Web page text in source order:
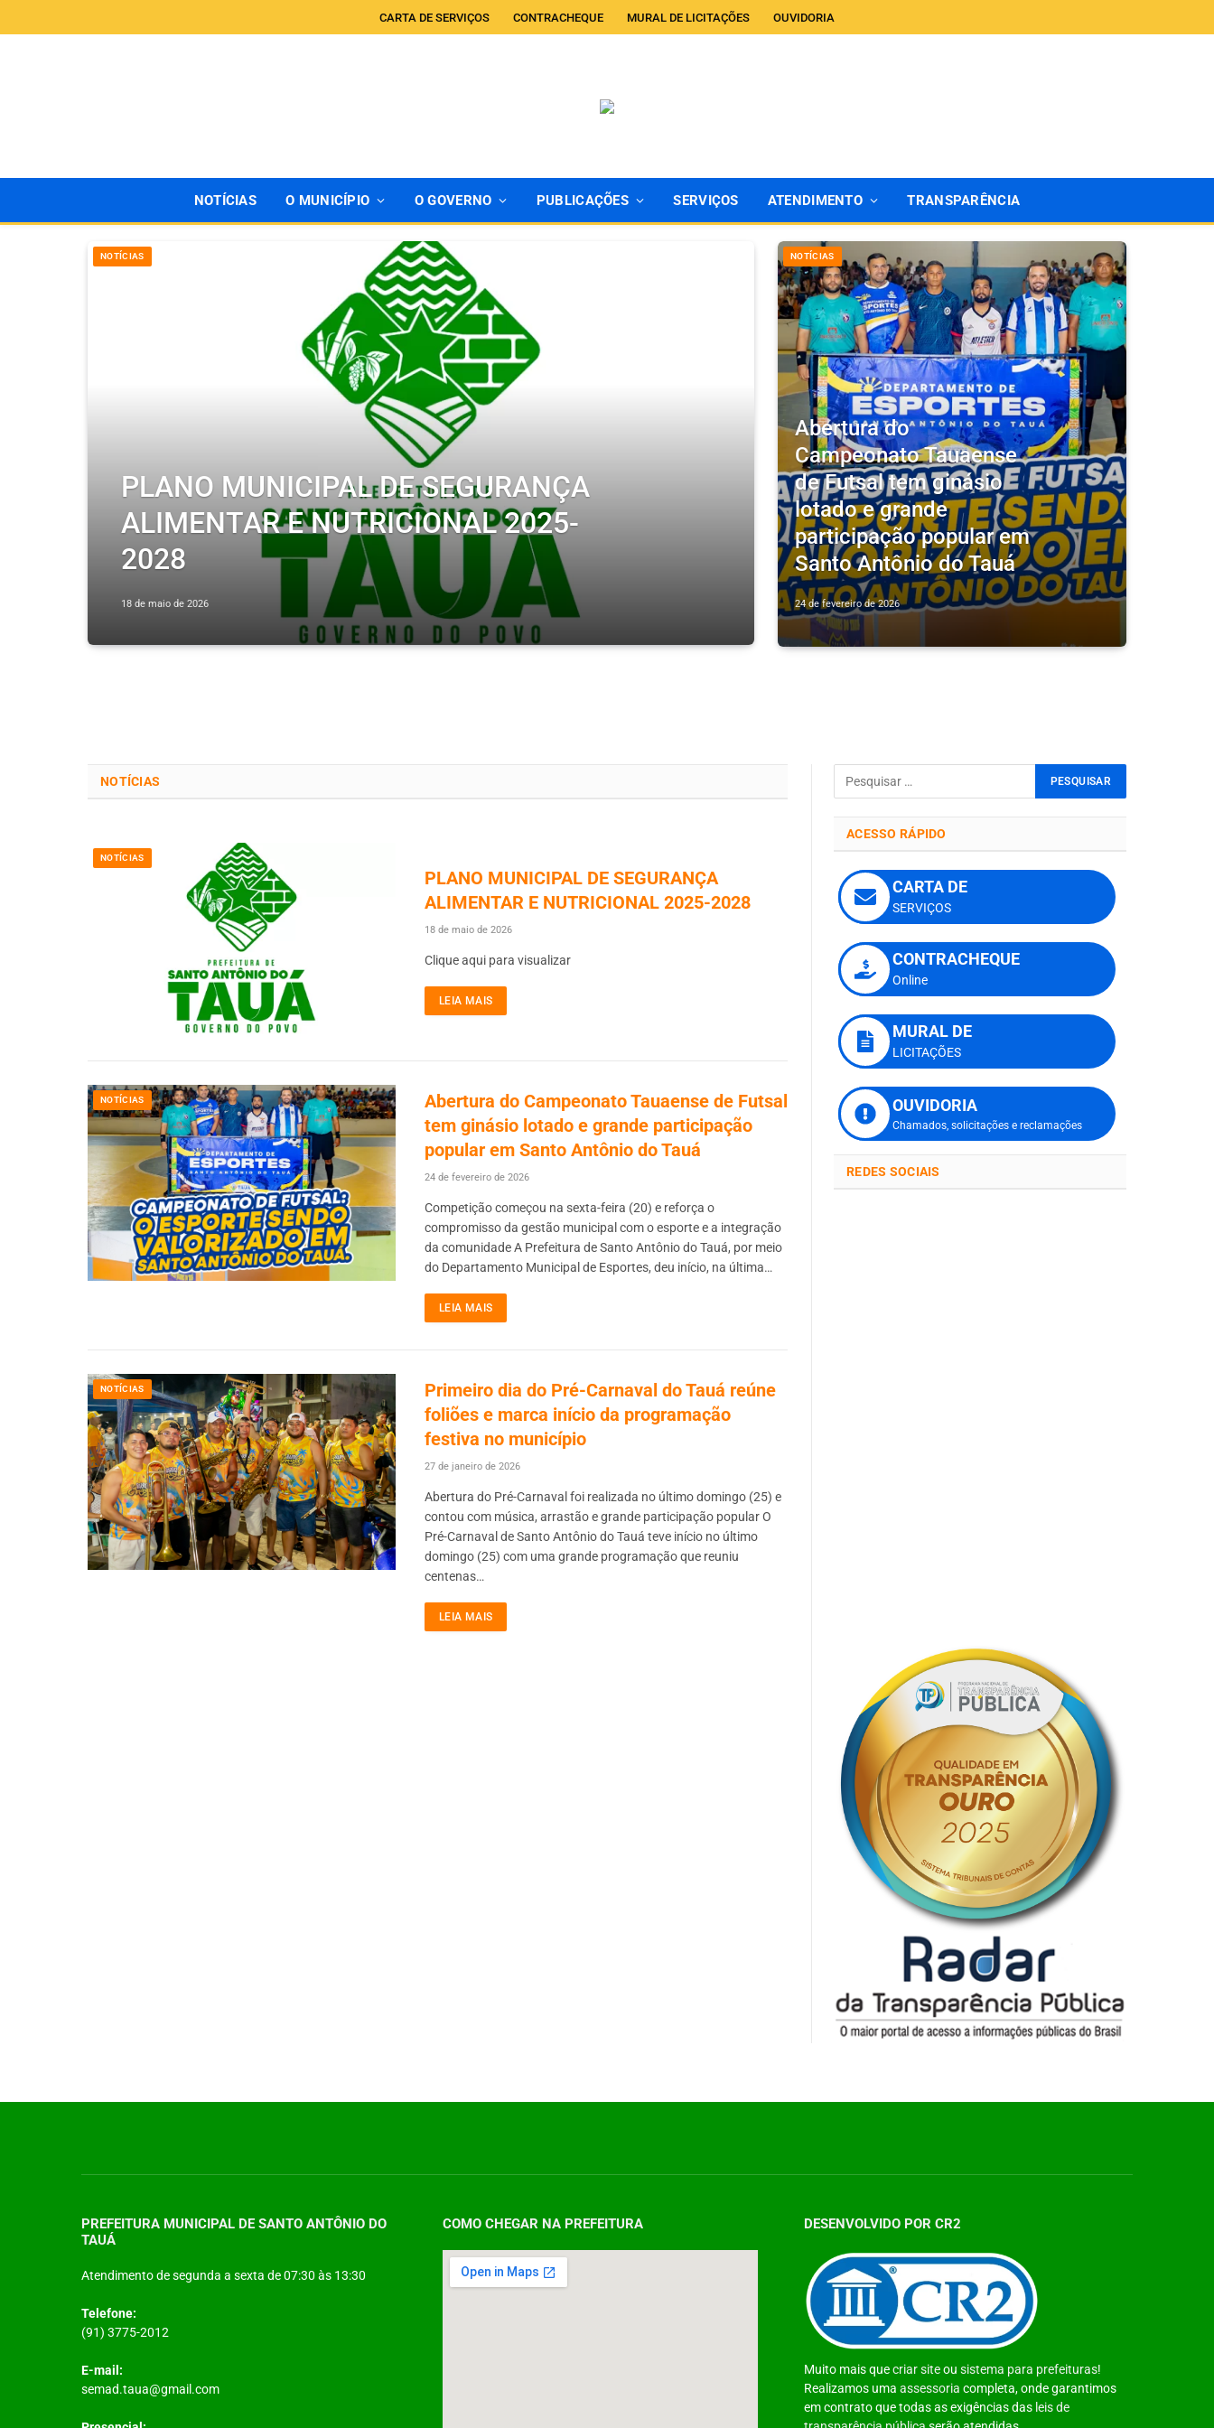
CARTA DE SERVIÇOS CONTRACHEQUE MURAL DE LICITAÇÕES OUVIDORIA
NOTÍCIAS O MUNICÍPIO O GOVERNO PUBLICAÇÕES SERVIÇOS ATENDIMENTO TRANSPARÊNCIA
NOTÍCIAS
PLANO MUNICIPAL DE SEGURANÇA
ALIMENTAR E NUTRICIONAL 2025-
2028
18 de maio de 2026
NOTÍCIAS
Abertura do
Campeonato Tauaense
de Futsal tem ginásio
lotado e grande
participação popular em
Santo Antônio do Tauá
24 de fevereiro de 2026
NOTÍCIAS
NOTÍCIAS
PLANO MUNICIPAL DE SEGURANÇA
ALIMENTAR E NUTRICIONAL 2025-2028
18 de maio de 2026
Clique aqui para visualizar
LEIA MAIS
NOTÍCIAS
Abertura do Campeonato Tauaense de Futsal
tem ginásio lotado e grande participação
popular em Santo Antônio do Tauá
24 de fevereiro de 2026
Competição começou na sexta-feira (20) e reforça o
compromisso da gestão municipal com o esporte e a integração
da comunidade A Prefeitura de Santo Antônio do Tauá, por meio
do Departamento Municipal de Esportes, deu início, na última…
LEIA MAIS
NOTÍCIAS
Primeiro dia do Pré-Carnaval do Tauá reúne
foliões e marca início da programação
festiva no município
27 de janeiro de 2026
Abertura do Pré-Carnaval foi realizada no último domingo (25) e
contou com música, arrastão e grande participação popular O
Pré-Carnaval de Santo Antônio do Tauá teve início no último
domingo (25) com uma grande programação que reuniu
centenas…
LEIA MAIS
ACESSO RÁPIDO
CARTA DE
SERVIÇOS
CONTRACHEQUE
Online
MURAL DE
LICITAÇÕES
OUVIDORIA
Chamados, solicitações e reclamações
REDES SOCIAIS
PREFEITURA MUNICIPAL DE SANTO ANTÔNIO DO
TAUÁ
Atendimento de segunda a sexta de 07:30 às 13:30
Telefone:
(91) 3775-2012
E-mail:
semad.taua@gmail.com
COMO CHEGAR NA PREFEITURA DESENVOLVIDO POR CR2
Muito mais quecriar siteou sistema para prefeituras!
Realizamos uma assessoria completa, onde garantimos
em contrato que todas as exigências das leis de